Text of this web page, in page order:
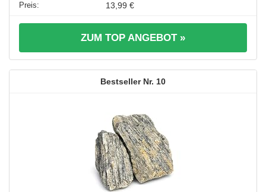
13,99 €
ZUM TOP ANGEBOT »
10